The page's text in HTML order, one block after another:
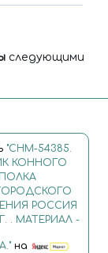
следующими
"CHM-54385.
КОННОГО
ПОЛКА
РОССИЯ
. МАТЕРИАЛ -
на